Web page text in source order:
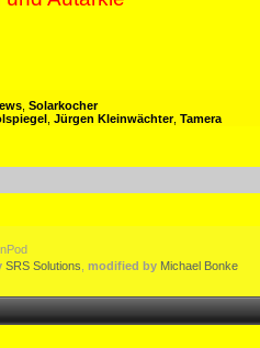
Solarkocher
Jürgen Kleinwächter, Tamera
SRS Solutions modified by Michael Bonke